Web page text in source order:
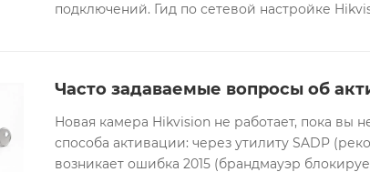
подключений. Гид по сетевой настройке
Часто задаваемые вопросы об
Новая камера Hikvision не работает, пока вы
способа активации: через утилиту SADP
возникает ошибка 2015 (брандмауэр